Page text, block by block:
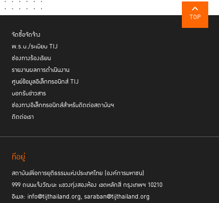
TOP
จัดซื้อจัดจ้าง
พ.ร.บ./ระเบียบ TIJ
ช่องทางร้องเรียน
รายงานผลการดำเนินงาน
ศูนย์ข้อมูลอิเล็กทรอนิกส์ TIJ
บอกรับข่าวสาร
ช่องทางอิเล็กทรอนิกส์สำหรับติดต่อสถาบันฯ
ติดต่อเรา
ที่อยู่
สถาบันเพื่อการยุติธรรมแห่งประเทศไทย (องค์การมหาชน)
999 ถนนแจ้งวัฒนะ แขวงทุ่งสองห้อง เขตหลักสี่ กรุงเทพฯ 10210
อีเมล: info@tijthailand.org, saraban@tijthailand.org